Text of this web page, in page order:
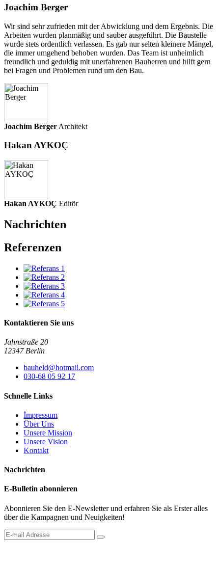
Joachim Berger
Wir sind sehr zufrieden mit der Abwicklung und dem Ergebnis. Die
Arbeiten wurden planmäßig und sauber ausgeführt. Die Baustelle
wurde stets ordentlich verlassen. Es gab nur selten kleinere Mängel,
die immer umgehend behoben wurden. Das Team ist unheimlich
freundlich und geduldig mit unerfahrenen Bauherren und hilft gern
bei Fragen und Problemen rund um den Bau.
Joachim Berger Architekt
Hakan AYKOÇ
Hakan AYKOÇ Editör
Nachrichten
Referenzen
Kontaktieren Sie uns
Jahnstraße 20
12347 Berlin
bauheld@hotmail.com
030-68 05 92 17
Schnelle Links
İmpressum
Über Uns
Unsere Mission
Unsere Vision
Kontakt
Nachrichten
E-Bulletin abonnieren
Abonnieren Sie den E-Newsletter und erfahren Sie als Erster alles
über die Kampagnen und Neuigkeiten!